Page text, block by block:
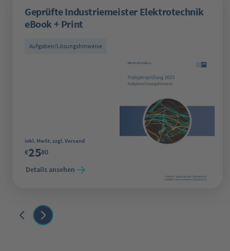
Geprüfte Industriemeister Elektrotechnik
eBook + Print
Aufgaben/Lösungshinweise
Regulärer Preis:
inkl. MwSt. zzgl. Versand
€2580
Details ansehen